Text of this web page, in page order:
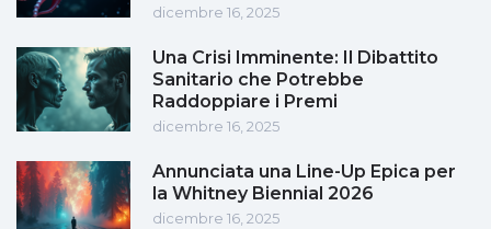
dicembre 16, 2025
Una Crisi Imminente: Il Dibattito
Sanitario che Potrebbe
Raddoppiare i Premi
dicembre 16, 2025
Annunciata una Line-Up Epica per
la Whitney Biennial 2026
dicembre 16, 2025